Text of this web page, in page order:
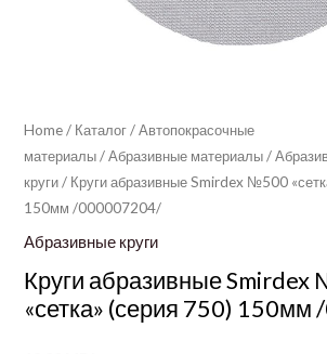
Home/ Каталог/Автопокрасочные
материалы/Абразивные материалы/
круги/ Круги абразивные Smirdex №500
150мм /000007204/
Абразивные круги
Круги абразивные
«сетка» (серия 750)